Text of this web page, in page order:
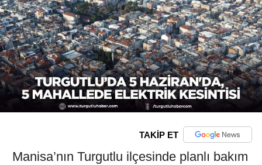
TAKİP ET
Manisa’nın Turgutlu ilçesinde planlı bakım